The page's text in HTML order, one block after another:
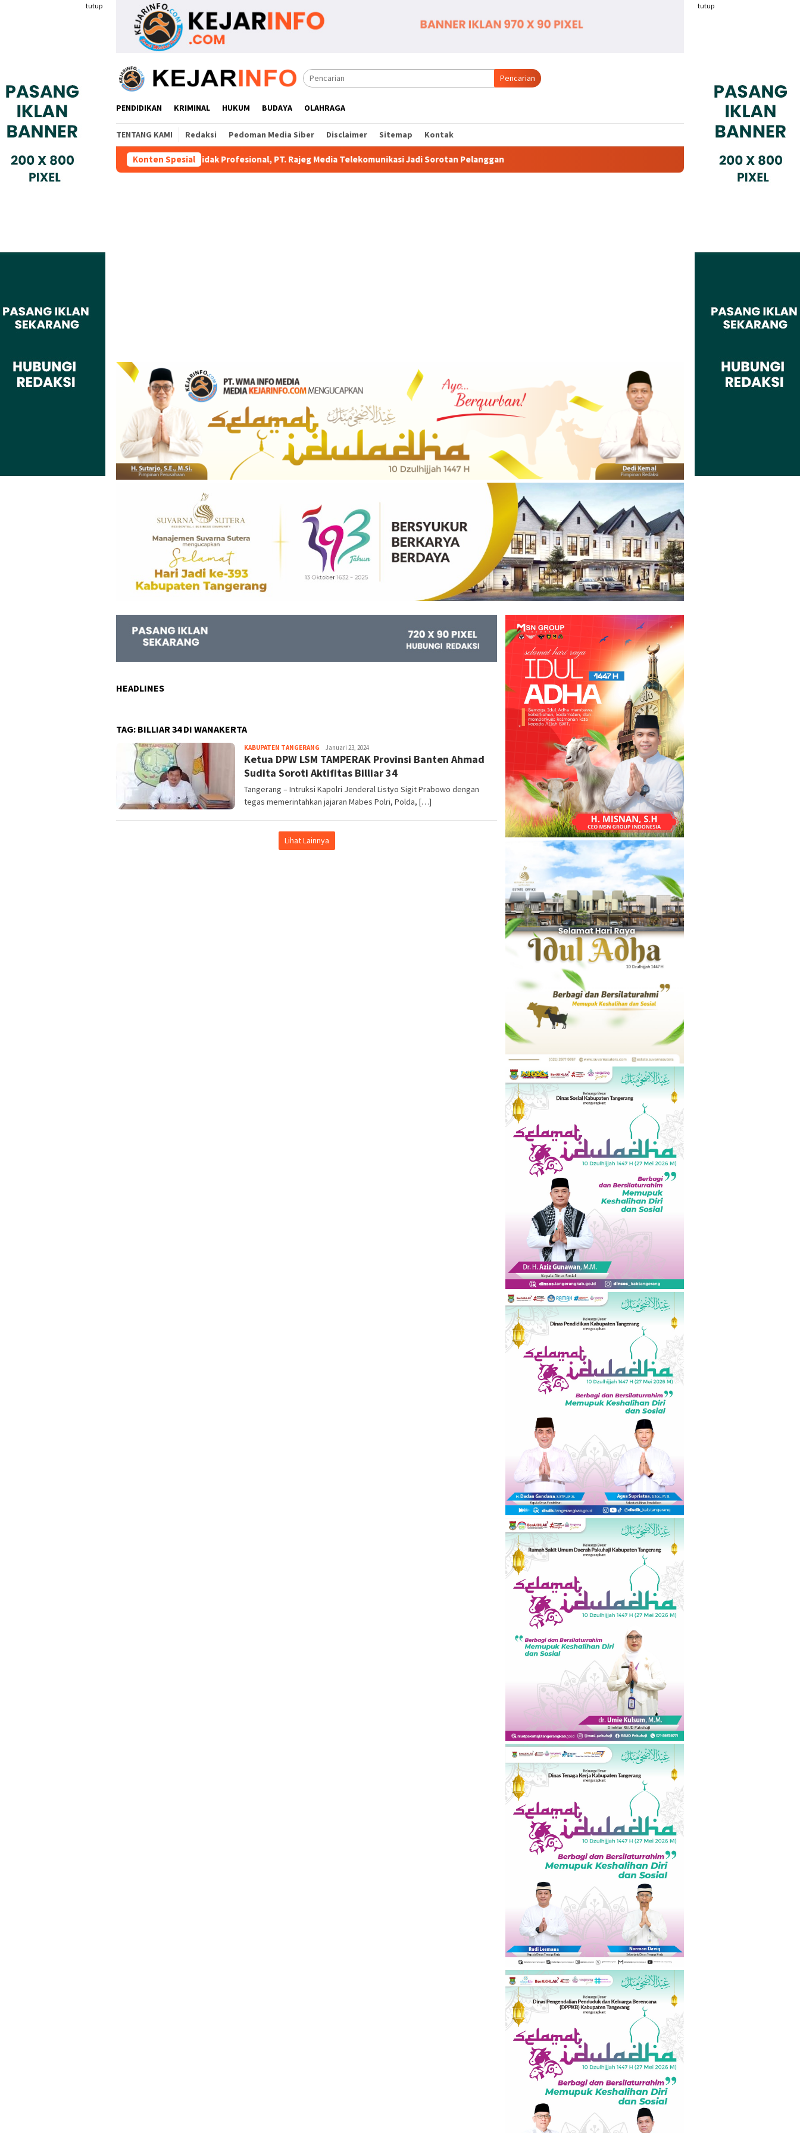
tutup tutup
Pencarian
PENDIDIKAN KRIMINAL HUKUM BUDAYA OLAHRAGA
TENTANG KAMI Redaksi Pedoman Media Siber Disclaimer Sitemap Kontak
Konten Spesial
PM 1 Dianggap Tidak Profesional, PT. Rajeg Media Telekomunikasi Jadi Sorotan Pelanggan
HEADLINES
TAG: BILLIAR 34 DI WANAKERTA
KABUPATEN TANGERANG Kejar
Info
Januari 23, 2024
Ketua DPW LSM TAMPERAK Provinsi Banten Ahmad
Sudita Soroti Aktifitas Billiar 34
Tangerang – Intruksi Kapolri Jenderal Listyo Sigit Prabowo dengan
tegas memerintahkan jajaran Mabes Polri, Polda, […]
Lihat Lainnya